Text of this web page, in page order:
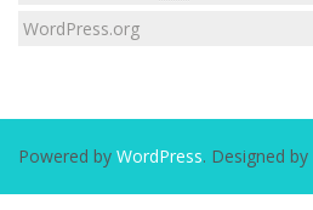
WordPress.org
Powered by WordPress. Designed by